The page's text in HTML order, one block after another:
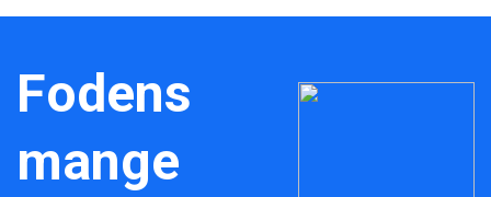
Fodens
mange